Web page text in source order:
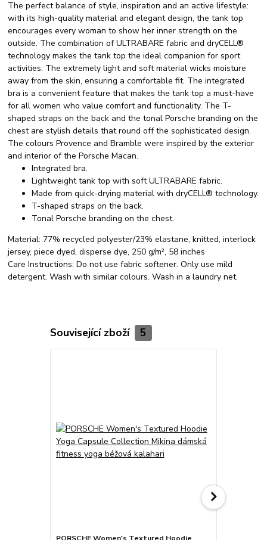
The perfect balance of style, inspiration and an active lifestyle:
with its high-quality material and elegant design, the tank top
encourages every woman to show her inner strength on the
outside. The combination of ULTRABARE fabric and dryCELL®
technology makes the tank top the ideal companion for sport
activities. The extremely light and soft material wicks moisture
away from the skin, ensuring a comfortable fit. The integrated
bra is a convenient feature that makes the tank top a must-have
for all women who value comfort and functionality. The T-
shaped straps on the back and the tonal Porsche branding on the
chest are stylish details that round off the sophisticated design.
The colours Provence and Bramble were inspired by the exterior
and interior of the Porsche Macan.
Integrated bra.
Lightweight tank top with soft ULTRABARE fabric.
Made from quick-drying material with dryCELL® technology.
T-shaped straps on the back.
Tonal Porsche branding on the chest.
Material: 77% recycled polyester/23% elastane, knitted, interlock
jersey, piece dyed, disperse dye, 250 g/m², 58 inches
Care Instructions:Do not use fabric softener. Only use mild
detergent. Wash with similar colours. Wash in a laundry net.
Související zboží 5
PORSCHE Women's Textured Hoodie